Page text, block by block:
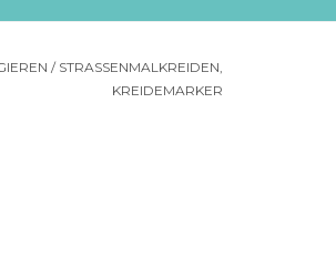
/ STRASSENMALKREIDEN,
KREIDEMARKER